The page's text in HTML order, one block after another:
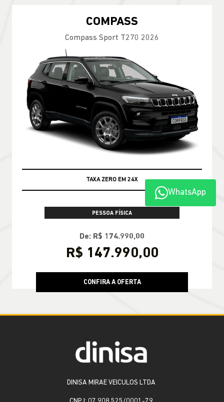
COMPASS
Compass Sport T270 2026
TAXA ZERO EM 24X
PESSOA FÍSICA
De: R$ 174.990,00
R$ 147.990,00
CONFIRA A OFERTA
WhatsApp
DINISA MIRAE VEICULOS LTDA